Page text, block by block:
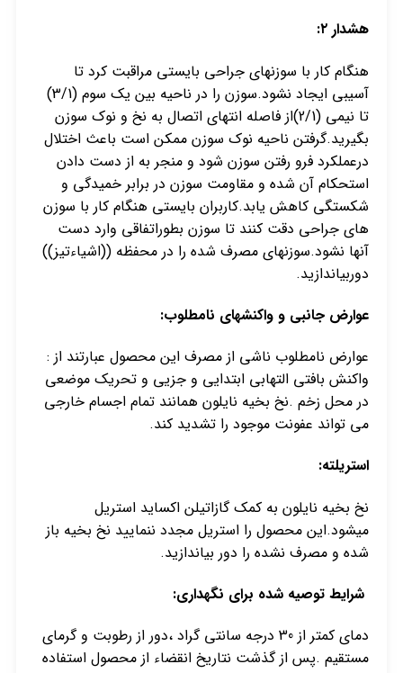
هشدار ۲:
هنگام کار با سوزنهای جراحی بایستی مراقبت کرد تا
آسیبی ایجاد نشود.سوزن را در ناحیه بین یک سوم (3/1)
تا نیمی (2/1)از فاصله انتهای اتصال به نخ و نوک سوزن
بگیرید.گرفتن ناحیه نوک سوزن ممکن است باعث اختلال
درعملکرد فرو رفتن سوزن شود و منجر به از دست دادن
استحکام آن شده و مقاومت سوزن در برابر خمیدگی و
شکستگی کاهش یابد.کاربران بایستی هنگام کار با سوزن
های جراحی دقت کنند تا سوزن بطوراتفاقی وارد دست
آنها نشود.سوزنهای مصرف شده را در محفظه ((اشیاءتیز))
دوربیاندازید.
عوارض جانبی و واکنشهای نامطلوب:
عوارض نامطلوب ناشی از مصرف این محصول عبارتند از :
واکنش بافتی التهابی ابتدایی و جزیی و تحریک موضعی
در محل زخم .نخ بخیه نایلون همانند تمام اجسام خارجی
می تواند عفونت موجود را تشدید کند.
استریلته:
نخ بخیه نایلون به کمک گازاتیلن اکساید استریل
میشود.این محصول را استریل مجدد ننمایید نخ بخیه باز
شده و مصرف نشده را دور بیاندازید.
شرایط توصیه شده برای نگهداری:
دمای کمتر از 30 درجه سانتی گراد ،دور از رطوبت و گرمای
مستقیم .پس از گذشت نتاریخ انقضاء از محصول استفاده